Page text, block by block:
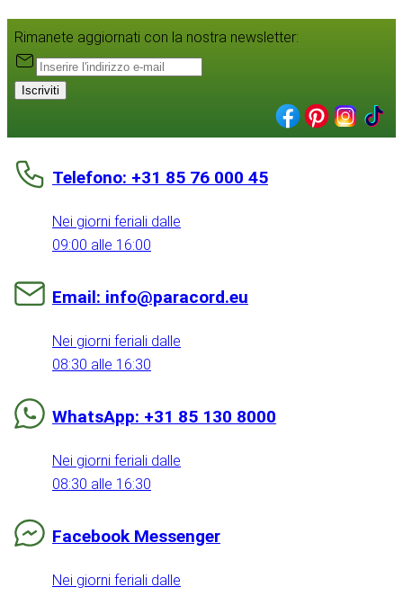
Rimanete aggiornati con la nostra newsletter:
Iscriviti
Telefono: +31 85 76 000 45
Nei giorni feriali dalle
09:00 alle 16:00
Email: info@paracord.eu
Nei giorni feriali dalle
08:30 alle 16:30
WhatsApp: +31 85 130 8000
Nei giorni feriali dalle
08:30 alle 16:30
Facebook Messenger
Nei giorni feriali dalle